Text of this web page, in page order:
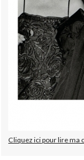
Cliquez ici pour lire ma